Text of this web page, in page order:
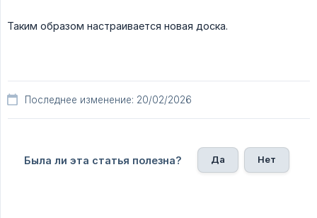
Таким образом настраивается новая доска.
Последнее изменение: 20/02/2026
Была ли эта статья полезна? Да Нет